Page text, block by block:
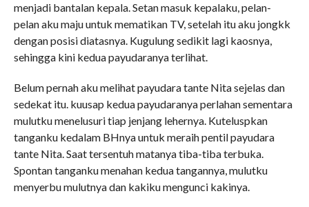
menjadi bantalan kepala. Setan masuk kepalaku, pelan-
pelan aku maju untuk mematikan TV, setelah itu aku jongkk
dengan posisi diatasnya. Kugulung sedikit lagi kaosnya,
sehingga kini kedua payudaranya terlihat.
Belum pernah aku melihat payudara tante Nita sejelas dan
sedekat itu. kuusap kedua payudaranya perlahan sementara
mulutku menelusuri tiap jenjang lehernya. Kuteluspkan
tanganku kedalam BHnya untuk meraih pentil payudara
tante Nita. Saat tersentuh matanya tiba-tiba terbuka.
Spontan tanganku menahan kedua tangannya, mulutku
menyerbu mulutnya dan kakiku mengunci kakinya.